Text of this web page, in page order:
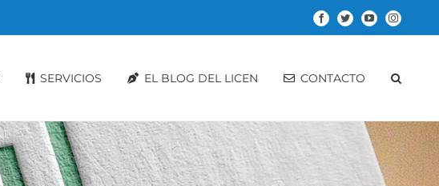
FacebookTwitterYouTubeInstagram
SERVICIOS EL BLOG DEL LICEN CONTACTO